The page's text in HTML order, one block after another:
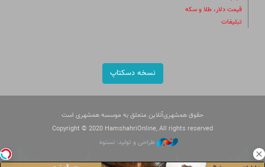
قیمت دلار، طلا و سکه
تبلیغات
نسخه دسکتاپ
حقوق همشهری‌آنلاین متعلق به موسسه همشهری است
Copyright © 2020 HamshahriOnline, All rights reserved
طراحی و تولید: نستوه